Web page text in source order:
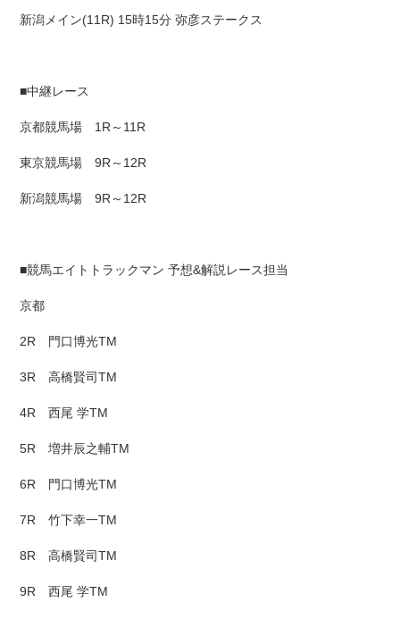
新潟メイン(11R) 15時15分 弥彦ステークス
■中継レース
京都競馬場 1R～11R
東京競馬場 9R～12R
新潟競馬場 9R～12R
■競馬エイトトラックマン 予想&解説レース担当
京都
2R 門口博光TM
3R 高橋賢司TM
4R 西尾 学TM
5R 増井辰之輔TM
6R 門口博光TM
7R 竹下幸一TM
8R 高橋賢司TM
9R 西尾 学TM